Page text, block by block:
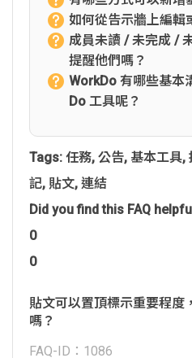
如何從告示牆上編輯
成員未讀 / 未完成 /
提醒他們嗎？
WorkDo 有哪些基本
Do 工具呢？
Tags: 任務, 公告, 基本工具,
記, 貼文, 連結
Did you find this FAQ
0
0
貼文可以置頂標示重要程度
嗎？
FAQ-ID：1086